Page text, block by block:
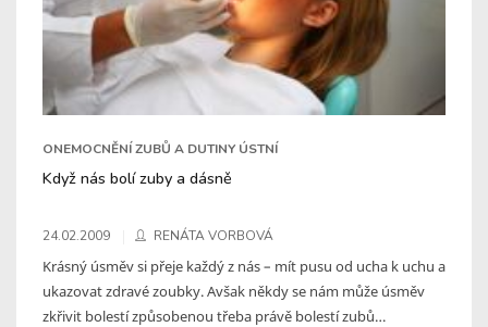
ONEMOCNĚNÍ ZUBŮ A DUTINY ÚSTNÍ
Když nás bolí zuby a dásně
24.02.2009 RENÁTA VORBOVÁ
Krásný úsměv si přeje každý z nás – mít pusu od ucha k uchu a
ukazovat zdravé zoubky. Avšak někdy se nám může úsměv
zkřivit bolestí způsobenou třeba právě bolestí zubů…